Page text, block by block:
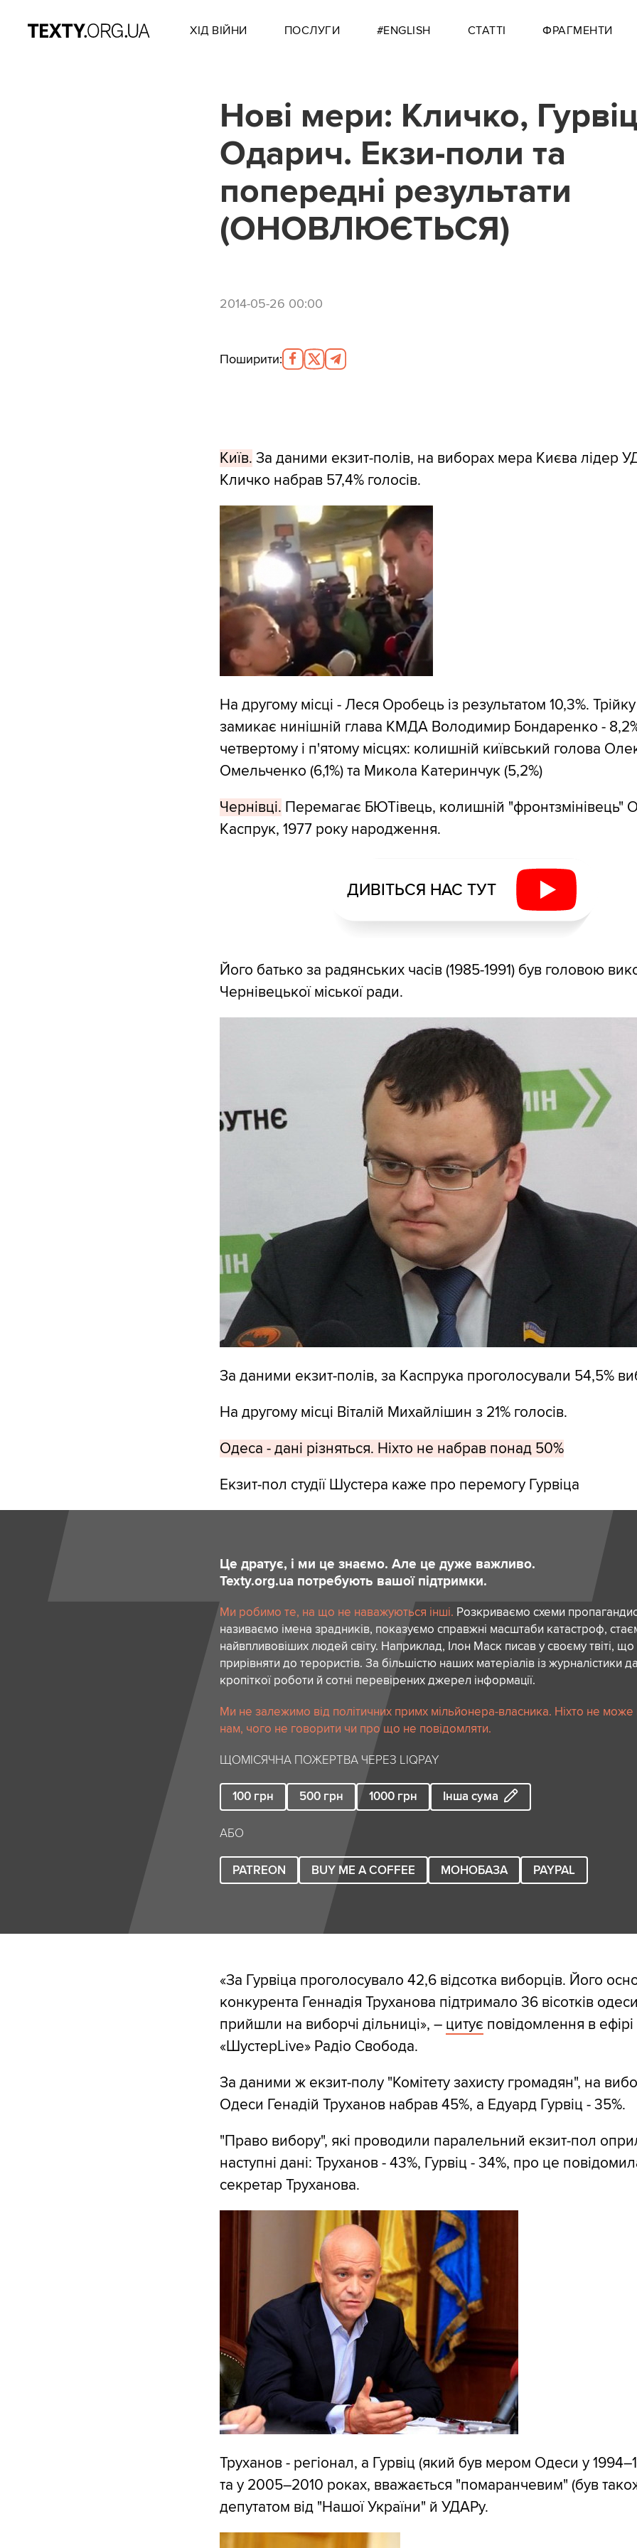
ХІД ВІЙНИ ПОСЛУГИ #ENGLISH СТАТТІ ФРАГМЕНТИ
Нові мери: Кличко,
Одарич. Екзи-поли та
попередні результати
(ОНОВЛЮЄТЬСЯ)
2014-05-26 00:00
Поширити:
Київ. За даними екзит-полів, на виборах мера Києва лідер
Кличко набрав 57,4% голосів.
На другому місці - Леся Оробець із результатом 10,3%. Трійку
замикає нинішній глава КМДА Володимир Бондаренко -
четвертому і п'ятому місцях: колишній київський голова
Омельченко (6,1%) та Микола Катеринчук (5,2%)
Чернівці. Перемагає БЮТівець, колишній "фронтзмінівець"
Каспрук, 1977 року народження.
ДИВІТЬСЯ НАС ТУТ
Його батько за радянських часів (1985-1991) був головою
Чернівецької міської ради.
За даними екзит-полів, за Каспрука проголосували 54,5%
На другому місці Віталій Михайлішин з 21% голосів.
Одеса - дані різняться. Ніхто не набрав понад 50%
Екзит-пол студії Шустера каже про перемогу Гурвіца
Це дратує, і ми це знаємо. Але це дуже важливо.
Texty.org.ua потребують вашої підтримки.
Ми робимо те, на що не наважуються інші. Розкриваємо схеми
називаємо імена зрадників, показуємо справжні масштаби катастроф,
найвпливовіших людей світу. Наприклад, Ілон Маск писав у своєму твіті,
прирівняти до терористів. За більшістю наших матеріалів із журналістики
кропіткої роботи й сотні перевірених джерел інформації.
Ми не залежимо від політичних примх мільйонера-власника. Ніхто не може
нам, чого не говорити чи про що не повідомляти.
ЩОМІСЯЧНА ПОЖЕРТВА ЧЕРЕЗ LIQPAY
100 грн 500 грн 1000 грн Інша сума
АБО
PATREON BUY ME A COFFEE МОНОБАЗА PAYPAL
«За Гурвіца проголосувало 42,6 відсотка виборців. Його
конкурента Геннадія Труханова підтримало 36 вісотків
прийшли на виборчі дільниці», – цитує повідомлення в
«ШустерLive» Радіо Свобода.
За даними ж екзит-полу "Комітету захисту громадян", на
Одеси Генадій Труханов набрав 45%, а Едуард Гурвіц - 35%.
"Право вибору", які проводили паралельний екзит-пол
наступні дані: Труханов - 43%, Гурвіц - 34%, про це
секретар Труханова.
Труханов - регіонал, а Гурвіц (який був мером Одеси у
та у 2005–2010 роках, вважається "помаранчевим" (був
депутатом від "Нашої України" й УДАРу.